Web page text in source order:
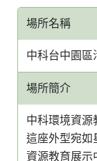
場所名稱
中科台中園區
場所簡介
中科環境資
這座外型宛如
資源教育展示